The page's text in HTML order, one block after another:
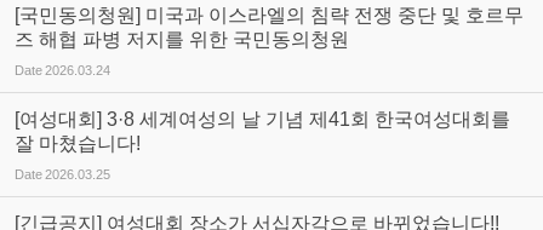
[국민동의청원] 미국과 이스라엘의 침략 전쟁 중단 및 호르무
즈 해협 파병 저지를 위한 국민동의청원
Date2026.03.24
[여성대회] 3·8 세계여성의 날 기념 제41회 한국여성대회를
잘 마쳤습니다!
Date2026.03.25
[긴급공지] 여성대회 장소가 서십자각으로 바뀌었습니다!!